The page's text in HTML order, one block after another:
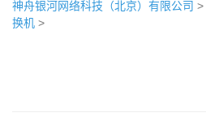
神舟银河网络科技（北京）有限公司 >
换机 >